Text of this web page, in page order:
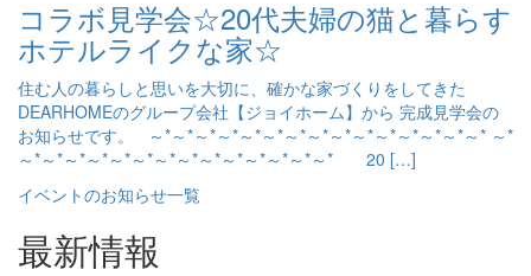
コラボ見学会☆20代夫婦の猫と暮らす
ホテルライクな家☆
住む人の暮らしと思いを大切に、確かな家づくりをしてきた
DEARHOMEのグループ会社【ジョイホーム】から 完成見学会の
お知らせです。 ～*～*～*～*～*～*～*～*～*～*～*～*～*～*～* ～*
～*～*～*～*～*～*～*～*～*～*～*～*～*～* 20 […]
イベントのお知らせ一覧
最新情報